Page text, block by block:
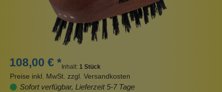
108,00 € * Inhalt: 1 Stück
Preise inkl. MwSt. zzgl. Versandkosten
Sofort verfügbar, Lieferzeit 5-7 Tage